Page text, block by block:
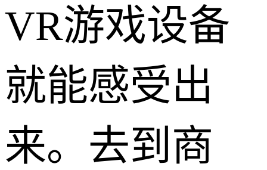
VR游戏设备
就能感受出
来。去到商